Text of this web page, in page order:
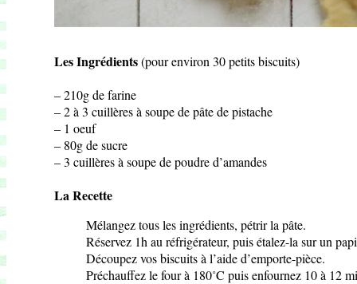
Les Ingrédients(pour environ 30 petits biscuits)
– 210g de farine
– 2 à 3 cuillères à soupe de pâte de pistache
– 1 oeuf
– 80g de sucre
– 3 cuillères à soupe de poudre d’amandes
La Recette
Mélangez tous les ingrédients, pétrir la pâte.
Réservez 1h au réfrigérateur, puis étalez-la sur un
Découpez vos biscuits à l’aide d’emporte-pièce.
Préchauffez le four à 180˚C puis enfournez 10 à 12